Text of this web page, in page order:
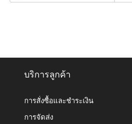
บริการลูกค้า
การสั่งซื้อและชำระเงิน
การจัดส่ง